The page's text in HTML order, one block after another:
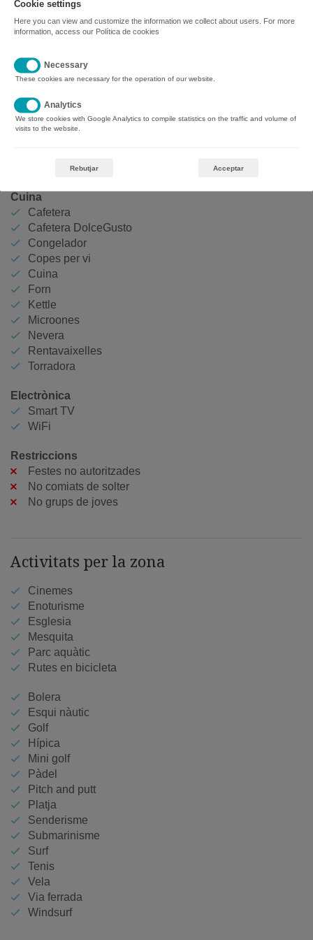
Bressols
Dutxa exterior
Entrada privada
Trona
Llits
Cuina
Cafetera
Cafetera DolceGusto
Congelador
Copes per vi
Cuina
Forn
Kettle
Microones
Nevera
Rentavaixelles
Torradora
Electrònica
Smart TV
WiFi
Restriccions
Festes no autoritzades
No comiats de solter
No grups de joves
Activitats per la zona
Cinemes
Enoturisme
Esglesia
Mesquita
Parc aquàtic
Rutes en bicicleta
Bolera
Esqui nàutic
Golf
Hípica
Mini golf
Pàdel
Pitch and putt
Platja
Senderisme
Submarinisme
Surf
Tenis
Vela
Via ferrada
Windsurf
Cookie settings
Here you can view and customize the information we collect about users. For more
information, access our Política de cookies
Necessary
These cookies are necessary for the operation of our website.
Analytics
We store cookies with Google Analytics to compile statistics on the traffic and volume of
visits to the website.
Rebutjar Acceptar